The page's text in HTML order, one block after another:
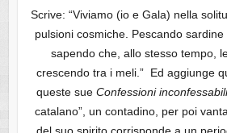
Scrive: “Viviamo (io e Gala) nella
pulsioni cosmiche. Pescando
sapendo che, allo stesso tempo,
crescendo tra i meli.” Ed aggiunge
queste sue Confessioni inconfessabili
catalano”, un contadino, per poi
del suo spirito corrisponde a un